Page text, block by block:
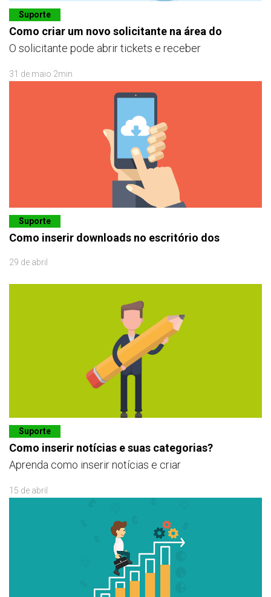
Suporte
Como criar um novo solicitante na área do
O solicitante pode abrir tickets e receber
31 de maio 2min
Suporte
Como inserir downloads no escritório dos
29 de abril
Suporte
Como inserir notícias e suas categorias?
Aprenda como inserir notícias e criar
15 de abril